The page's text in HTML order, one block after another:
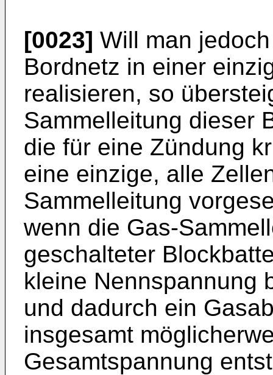
[0023] Will man
Bordnetz in einer
realisieren, so
Sammelleitung dieser
die für eine Zündung
eine einzige, alle
Sammelleitung
wenn die Gas-
geschalteter
kleine Nennspannung
und dadurch ein
insgesamt
Gesamtspannung